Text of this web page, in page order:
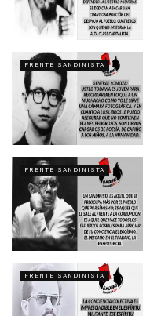
FRENTE SANDINISTA
FRENTE SANDINISTA
FRENTE SANDINISTA